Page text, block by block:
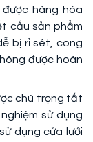
hàng hóa
cấu sản phẩm
bị rỉ sét, cong
được hoàn
chú trọng tất
sử dụng
dụng cửa lưới